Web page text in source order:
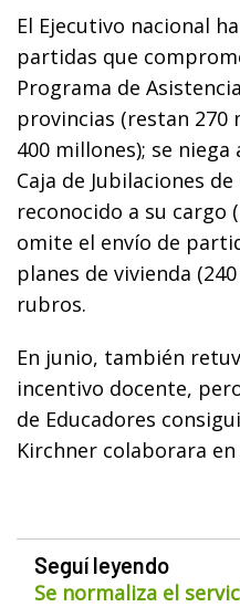
El Ejecutivo nacional
partidas que
Programa de
provincias (restan 270
400 millones); se
Caja de Jubilaciones
reconocido a su cargo
omite el envío de
planes de vivienda
rubros.
En junio, también
incentivo docente,
de Educadores
Kirchner colaborara
Seguí leyendo
Se normaliza el